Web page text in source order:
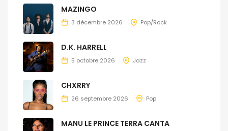
MAZINGO
3 décembre 2026 Pop/Rock
D.K. HARRELL
5 octobre 2026 Jazz
CHXRRY
26 septembre 2026 Pop
MANU LE PRINCE TERRA CANTA